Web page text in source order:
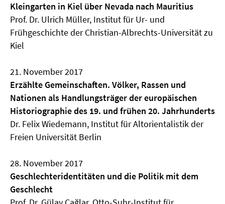
Kleingarten in Kiel über Nevada nach Mauritius
Prof. Dr. Ulrich Müller, Institut für Ur- und
Frühgeschichte der Christian-Albrechts-Universität zu
Kiel
21. November 2017
Erzählte Gemeinschaften. Völker, Rassen und
Nationen als Handlungsträger der europäischen
Historiographie des 19. und frühen 20. Jahrhunderts
Dr. Felix Wiedemann, Institut für Altorientalistik der
Freien Universität Berlin
28. November 2017
Geschlechteridentitäten und die Politik mit dem
Geschlecht